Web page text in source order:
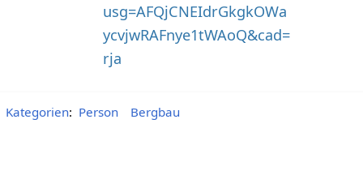
usg=AFQjCNEIdrGkgkOWa
ycvjwRAFnye1tWAoQ&cad=
rja
Kategorien: Person Bergbau